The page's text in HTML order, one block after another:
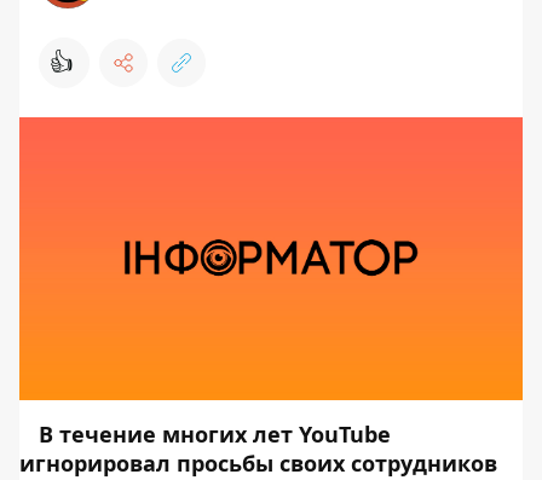
👍
В течение многих лет YouTube
игнорировал просьбы своих сотрудников